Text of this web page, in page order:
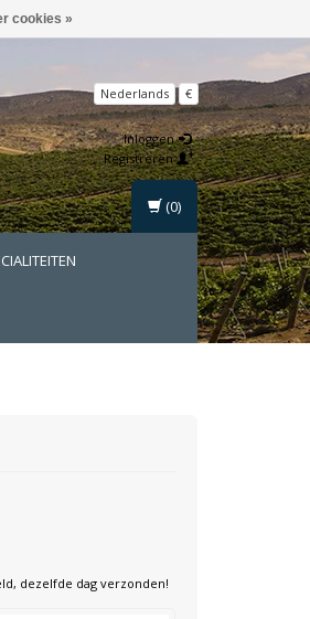
Nederlands €
Inloggen
Registreren
(0)
dezelfde dag verzonden!
cookies »